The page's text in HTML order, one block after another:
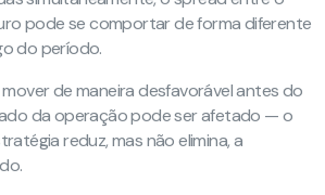
pode se comportar de forma diferente
do período.
de maneira desfavorável antes do
da operação pode ser afetado — o
reduz, mas não elimina, a